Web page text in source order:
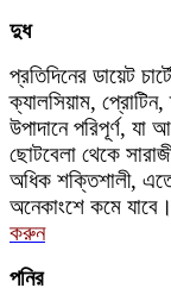
দুধ
প্রতিদিনের ডায়েট
ক্যালসিয়াম,
উপাদানে পরিপূর্ণ, যা
ছোটবেলা থেকে
অধিক শক্তিশালী,
অনেকাংশে কমে
করুন
পনির